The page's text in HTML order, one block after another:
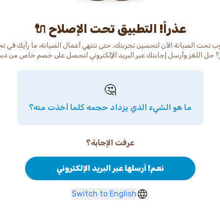
عذراً! التطبيق تحت الإصلاح 🔌
تحت الصيانة الآن لتحسين تجربتك. حتى ننتهي أعمال الصيانة، ما رأيك في
حل اللغز وأرسل إجابتك عبر البريد الإلكتروني لتحصل على خصم خاص من
🤔
ما هو الشيء الذي يزداد حجمه كلما أخذت منه؟
عرفت الإجابة؟
نعم! أرسلها عبر البريد الإلكتروني
Switch to English